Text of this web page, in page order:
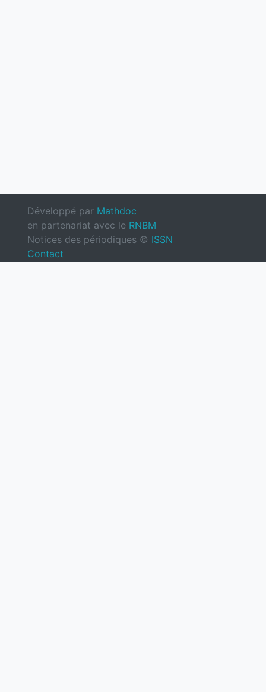
Développé par Mathdoc
en partenariat avec le RNBM
Notices des périodiques © ISSN
Contact